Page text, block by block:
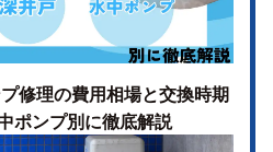
修理の費用相場と交換時期
ポンプ別に徹底解説